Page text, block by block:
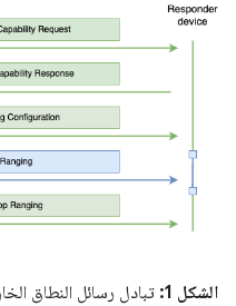
الشكل 1:
تبادل رسائل النطاق